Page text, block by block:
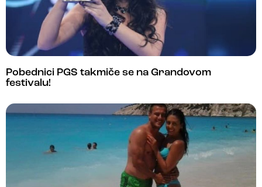
Pobednici PGS takmiče se na Grandovom
festivalu!